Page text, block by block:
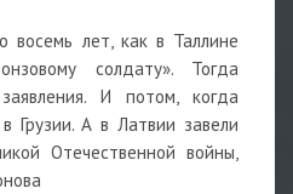
восемь лет, как в Таллине
солдату». Тогда
И потом, когда
Грузии. А в Латвии завели
Отечественной войны,